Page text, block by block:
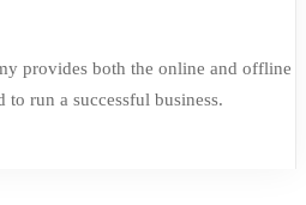
provides both the online and offline
to run a successful business.